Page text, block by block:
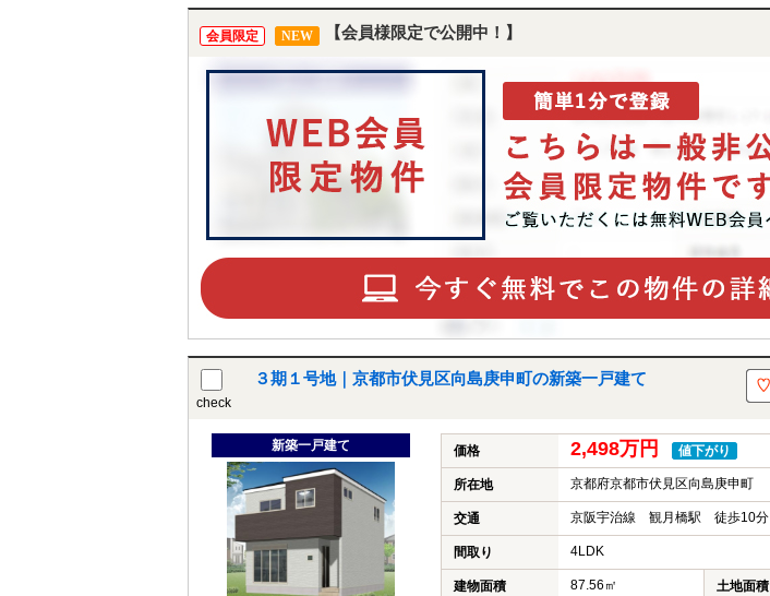
会員限定 NEW 【会員様限定で公開中！】
check
３期１号地｜京都市伏見区向島庚申町の新築一戸建て
新築一戸建て 価格 2,498万円 値下がり
所在地 京都府京都市伏見区向島庚申町
交通 京阪宇治線 観月橋駅 徒歩10分
間取り 4LDK
建物面積 87.56㎡ 土地面積